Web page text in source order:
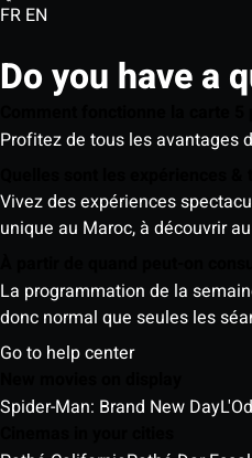
FR EN
Do you have a
Profitez de tous les avantages
Vivez des expériences
unique au Maroc, à découvrir
La programmation de la
donc normal que seules les
Go to help center
Spider-Man: Brand New Day